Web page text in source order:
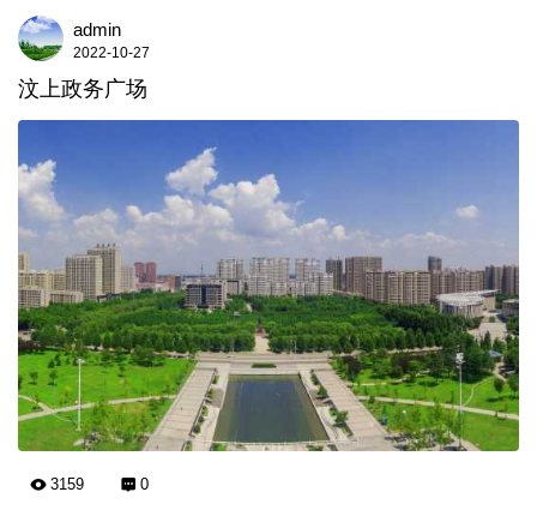
admin
2022-10-27
汶上政务广场
3159 0